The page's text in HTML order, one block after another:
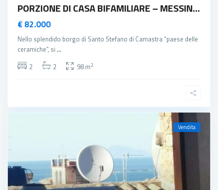
PORZIONE DI CASA BIFAMILIARE – MESSIN...
€ 82.000
Nello splendido borgo di Santo Stefano di Camastra “paese delle
ceramiche”, si ...
2
2 98 m2
Vendita